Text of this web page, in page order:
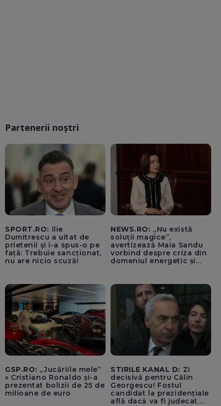
Partenerii noștri
SPORT.RO: Ilie
Dumitrescu a uitat de
prietenii și i-a spus-o pe
față: Trebuie sancționat,
nu are nicio scuză!
NEWS.RO: „Nu există
soluții magice”,
avertizează Maia Sandu
vorbind despre criza din
domeniul energetic și
economii: „Altfel vom
plăti tarife foarte mari”
GSP.RO: „Jucăriile mele”
» Cristiano Ronaldo și-a
prezentat bolizii de 25 de
milioane de euro
STIRILE KANAL D: Zi
decisivă pentru Călin
Georgescu! Fostul
candidat la prezidențiale
află dacă va fi judecat